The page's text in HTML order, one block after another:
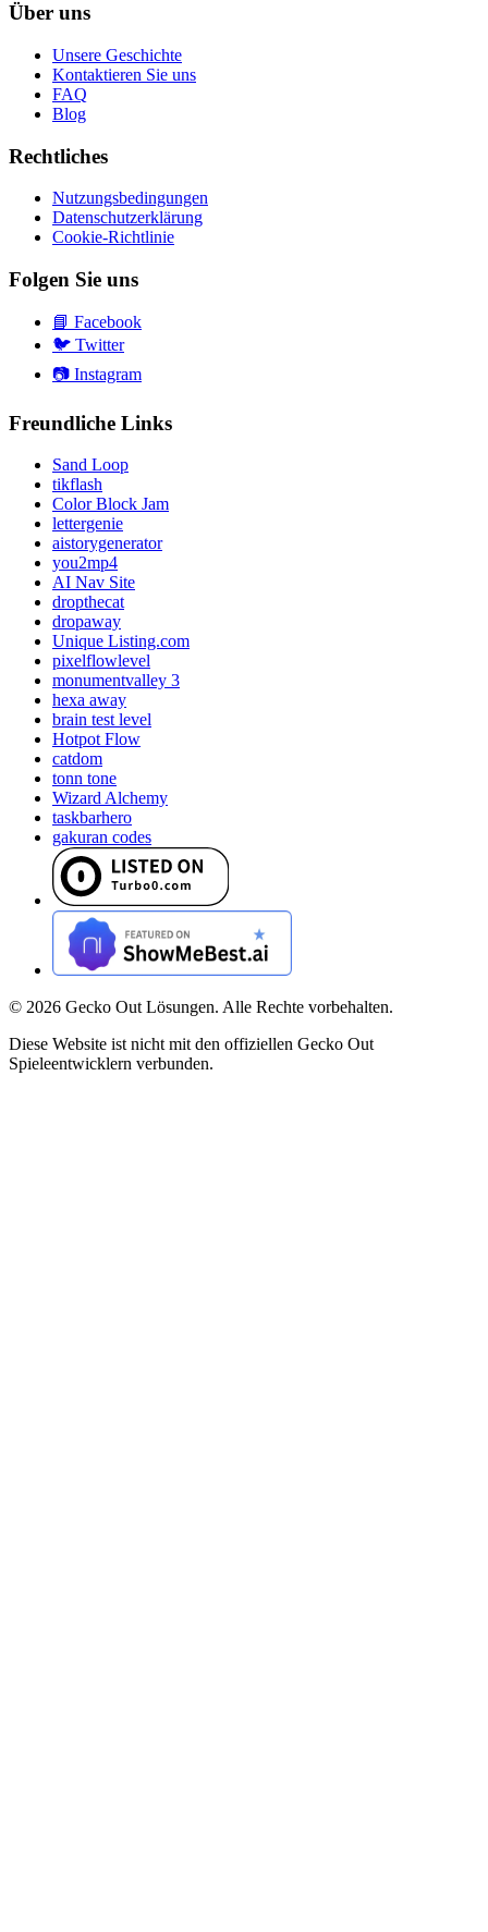
Über uns
Unsere Geschichte
Kontaktieren Sie uns
FAQ
Blog
Rechtliches
Nutzungsbedingungen
Datenschutzerklärung
Cookie-Richtlinie
Folgen Sie uns
📘 Facebook
🐦 Twitter
📷 Instagram
Freundliche Links
Sand Loop
tikflash
Color Block Jam
lettergenie
aistorygenerator
you2mp4
AI Nav Site
dropthecat
dropaway
Unique Listing.com
pixelflowlevel
monumentvalley 3
hexa away
brain test level
Hotpot Flow
catdom
tonn tone
Wizard Alchemy
taskbarhero
gakuran codes
© 2026 Gecko Out Lösungen. Alle Rechte vorbehalten.
Diese Website ist nicht mit den offiziellen Gecko Out
Spieleentwicklern verbunden.